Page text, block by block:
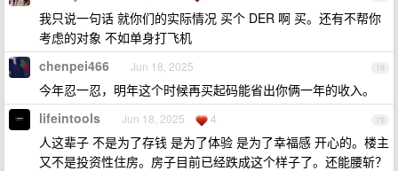
我只说一句话 就你们的实际情况 买个 DER 啊 买。还有不帮你
考虑的对象 不如单身打飞机
18
chenpei466 Jun 18, 2025
今年忍一忍，明年这个时候再买起码能省出你俩一年的收入。
19
lifeintools Jun 18, 2025 4
人这辈子 不是为了存钱 是为了体验 是为了幸福感 开心的。楼主
又不是投资性住房。房子目前已经跌成这个样子了。还能腰斩？